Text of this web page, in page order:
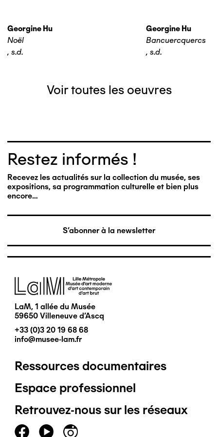
Georgine Hu
Noël
, s.d.
Georgine Hu
Bancuercquercs
, s.d.
Voir toutes les oeuvres
Restez informés !
Recevez les actualités sur la collection du musée, ses
expositions, sa programmation culturelle et bien plus
encore…
S'abonner à la newsletter
Image
LaM, 1 allée du Musée
59650 Villeneuve d'Ascq
+33 (0)3 20 19 68 68
info@musee-lam.fr
Pied
de
page
Ressources documentaires
Espace professionnel
Retrouvez-nous sur les réseaux